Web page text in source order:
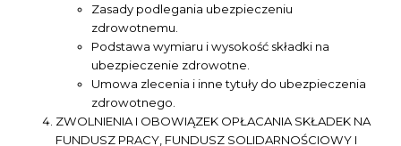
Zasady podlegania ubezpieczeniu
zdrowotnemu.
Podstawa wymiaru i wysokość składki na
ubezpieczenie zdrowotne.
Umowa zlecenia i inne tytuły do ubezpieczenia
zdrowotnego.
ZWOLNIENIA I OBOWIĄZEK OPŁACANIA SKŁADEK NA
FUNDUSZ PRACY, FUNDUSZ SOLIDARNOŚCIOWY I